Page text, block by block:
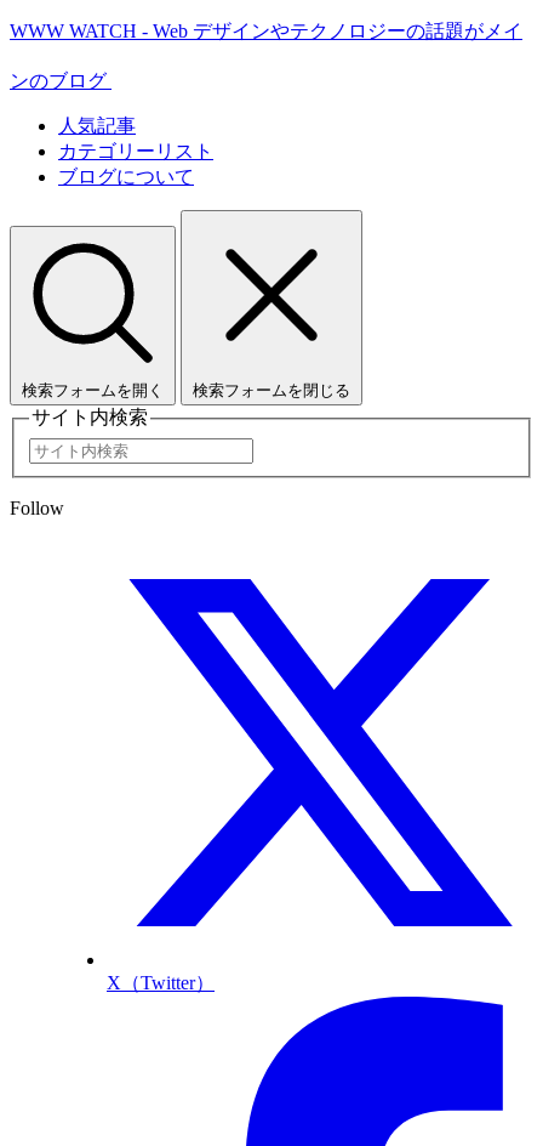
WWW WATCH - Web デザインやテクノロジーの話題がメイ
ンのブログ
人気記事
カテゴリーリスト
ブログについて
検索フォームを開く 検索フォームを閉じる
サイト内検索
Follow
X（Twitter）